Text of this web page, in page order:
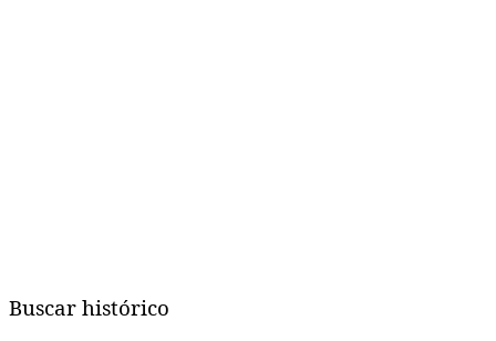
Buscar histórico